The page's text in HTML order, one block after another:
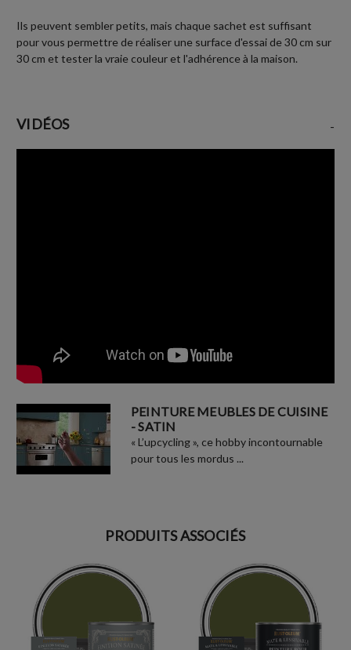
Ils peuvent sembler petits, mais chaque sachet est suffisant
pour vous permettre de réaliser une surface d'essai de 30 cm sur
30 cm et tester la vraie couleur et l'adhérence à la maison.
VIDÉOS -
PEINTURE MEUBLES DE CUISINE
- SATIN
« L’upcycling », ce hobby incontournable
pour tous les mordus ...
PRODUITS ASSOCIÉS